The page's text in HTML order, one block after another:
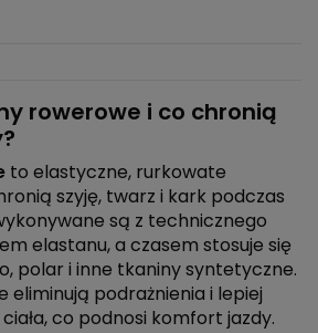
rowerowe i co chronią
to elastyczne, rurkowate
szyję, twarz i kark podczas
są z technicznego
elastanu, a czasem stosuje się
polar i inne tkaniny syntetyczne.
eliminują podrażnienia i lepiej
co podnosi komfort jazdy.